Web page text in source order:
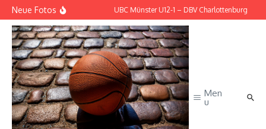
Zum Inhalt springen
Neue Fotos
Scala Longhorns Hamburg UBC Münster U12-1 – DBV Charlottenburg
Men
u